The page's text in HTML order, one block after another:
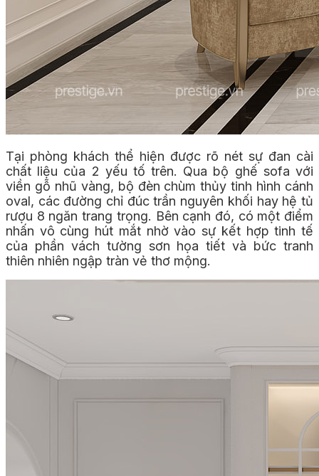
Tại phòng khách thể hiện được rõ nét sự đan cài
chất liệu của 2 yếu tố trên. Qua bộ ghế sofa với
viền gỗ nhũ vàng, bộ đèn chùm thủy tinh hình cánh
oval, các đường chỉ đúc trần nguyên khối hay hệ tủ
rượu 8 ngăn trang trọng. Bên cạnh đó, có một điểm
nhấn vô cùng hút mắt nhờ vào sự kết hợp tinh tế
của phần vách tường sơn họa tiết và bức tranh
thiên nhiên ngập tràn vẻ thơ mộng.